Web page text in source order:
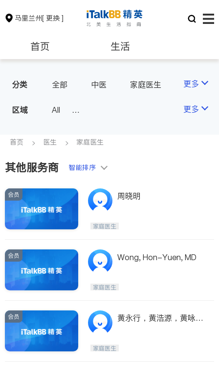
马里兰州[ 更换 ]
首页 生活
保险理财
银行贷款
建筑装修
非盈利组织
分类 全部 中医
家庭医生
妇科
骨科
更多
区域
All
D.C.)
更多
首页 医生 家庭医生
其他服务商 智能排序
会员 周晓明
家庭医生
会员 Wong, Hon-Yuen, MD
家庭医生
会员
黄永行，黄浩源，黄咏得
家庭医生